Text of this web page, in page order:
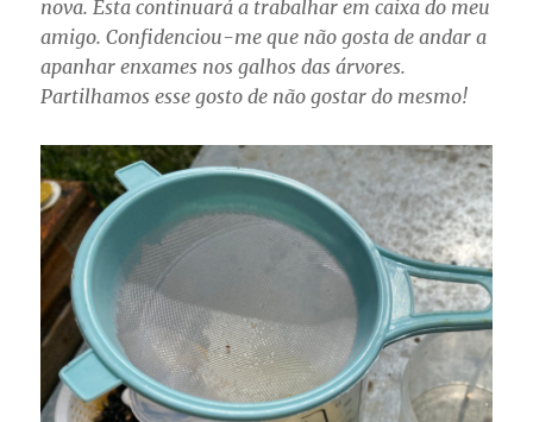
nova. Esta continuará a trabalhar em caixa do meu
amigo. Confidenciou-me que não gosta de andar a
apanhar enxames nos galhos das árvores.
Partilhamos esse gosto de não gostar do mesmo!